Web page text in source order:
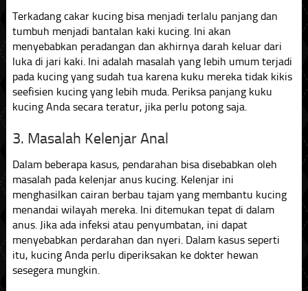
Terkadang cakar kucing bisa menjadi terlalu panjang dan
tumbuh menjadi bantalan kaki kucing. Ini akan
menyebabkan peradangan dan akhirnya darah keluar dari
luka di jari kaki. Ini adalah masalah yang lebih umum terjadi
pada kucing yang sudah tua karena kuku mereka tidak kikis
seefisien kucing yang lebih muda. Periksa panjang kuku
kucing Anda secara teratur, jika perlu potong saja.
3. Masalah Kelenjar Anal
Dalam beberapa kasus, pendarahan bisa disebabkan oleh
masalah pada kelenjar anus kucing. Kelenjar ini
menghasilkan cairan berbau tajam yang membantu kucing
menandai wilayah mereka. Ini ditemukan tepat di dalam
anus. Jika ada infeksi atau penyumbatan, ini dapat
menyebabkan perdarahan dan nyeri. Dalam kasus seperti
itu, kucing Anda perlu diperiksakan ke dokter hewan
sesegera mungkin.